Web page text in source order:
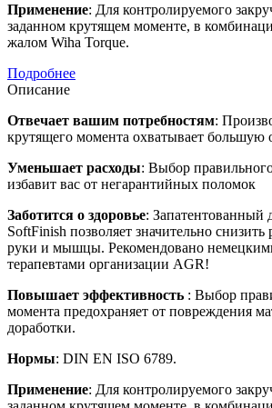
Применение: Для контролируемого
заданном крутящем моменте, в
жалом Wiha Torque.
Подробнее
Описание
Отвечает вашим потребностям:
крутящего момента охватывает большую
Уменьшает расходы: Выбор
избавит вас от негарантийных поломок
Заботится о здоровье: Запатентованный
SoftFinish позволяет значительно
руки и мышцы. Рекомендовано
терапевтами организации AGR!
Повышает эффективность : Выбор
момента предохраняет от повреждения
доработки.
Нормы: DIN EN ISO 6789.
Применение: Для контролируемого